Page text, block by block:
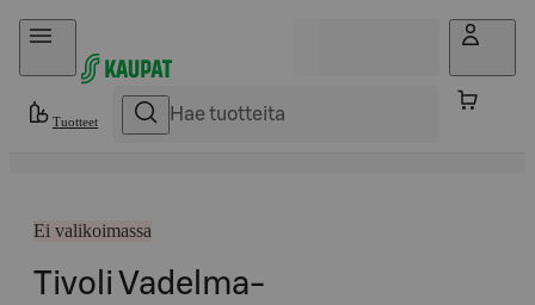
Hyppää sisältöön
Tuotteet
Ei valikoimassa
Tivoli Vadelma-